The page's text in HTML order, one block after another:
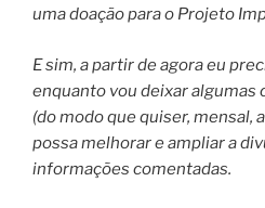
uma doação para o Projeto
E sim, a partir de agora eu
enquanto vou deixar algumas
(do modo que quiser, mensal,
possa melhorar e ampliar a
informações comentadas.